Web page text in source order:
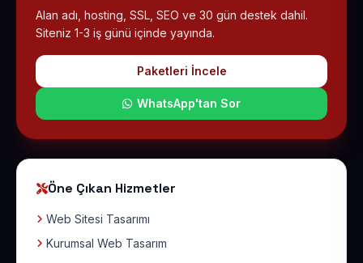
Alan adı, hosting, SSL, SEO ve 30 gün destek dahil.
Siteniz 1-3 iş günü içinde yayında.
Paketleri İncele
WhatsApp'tan Sor
Öne Çıkan Hizmetler
Web Sitesi Tasarımı
Kurumsal Web Tasarım